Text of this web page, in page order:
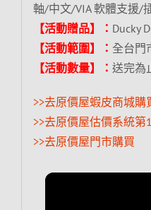
軸/中文/VIA 軟體支援/
【活動贈品】： Ducky
【活動範圍】： 全台門
【活動數量】： 送完為
>>去原價屋蝦皮商城購
>>去原價屋估價系統第
>>去原價屋門市購買